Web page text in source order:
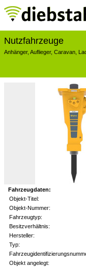
Nutzfahrzeuge
Anhänger, Auflieger, Caravan
Fahrzeugdaten:
Objekt-Titel:
Objekt-Nummer:
Fahrzeugtyp:
Besitzverhältnis:
Hersteller:
Typ:
Objekt angelegt: